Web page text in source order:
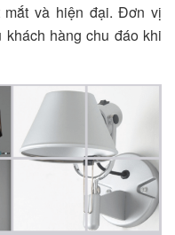
mắt và hiện đại. Đơn vị
hàng chu đáo khi